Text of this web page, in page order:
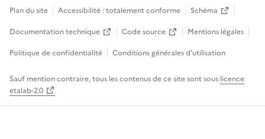
Plan du site Accessibilité : totalement conforme
Schéma
Documentation technique
Code source
Mentions légales
Politique de confidentialité
Conditions générales d’utilisation
Sauf mention contraire, tous les contenus de ce site sont sous licence
etalab-2.0